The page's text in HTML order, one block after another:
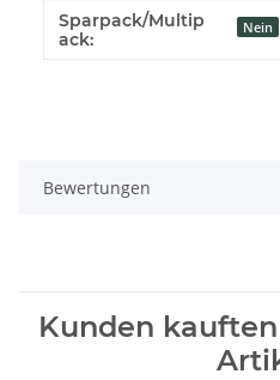
Sparpack/Multip
ack:
Nein
Bewertungen
Kunden